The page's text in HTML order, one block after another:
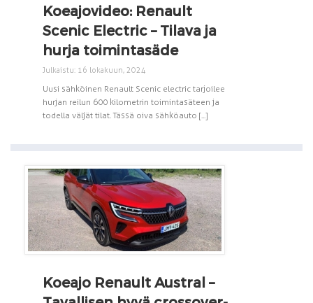
Koeajovideo: Renault
Scenic Electric – Tilava ja
hurja toimintasäde
Julkaistu: 16 lokakuun, 2024
Uusi sähköinen Renault Scenic electric tarjoilee
hurjan reilun 600 kilometrin toimintasäteen ja
todella väljät tilat. Tässä oiva sähköauto [...]
Koeajo Renault Austral –